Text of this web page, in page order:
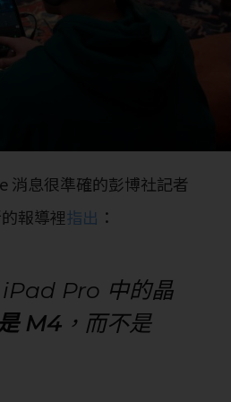
消息很準確的彭博社記者
報導裡指出 ：
iPad Pro 中的晶
M4，而不是